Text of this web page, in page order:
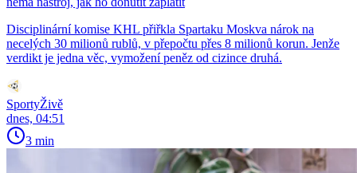
Disciplinární komise KHL přiřkla Spartaku Moskva nárok na
necelých 30 milionů rublů, v přepočtu přes 8 milionů korun. Jenže
verdikt je jedna věc, vymožení peněz od cizince druhá.
SportyŽivě
dnes, 04:51
3 min